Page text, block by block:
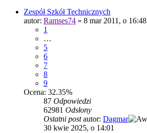
Zespół Szkół Technicznych
autor: Ramses74 » 8 mar 2011, o 16:48
1
…
5
6
7
8
9
Ocena: 32.35%
87 Odpowiedzi
62981 Odsłony
Ostatni postautor: Dagmar
30 kwie 2025, o 14:01